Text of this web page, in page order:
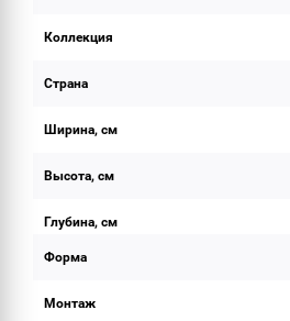
Коллекция
Страна
Ширина, см
Высота, см
Глубина, см
Форма
Монтаж